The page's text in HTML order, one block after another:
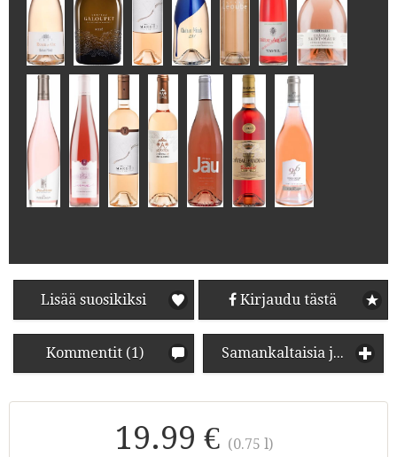
Lisää suosikiksi Kirjaudu tästä
Kommentit (1) Samankaltaisia juomia
19.99 € (0.75 l)